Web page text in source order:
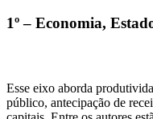
1º – Economia,
Esse eixo aborda
público, antecipação de